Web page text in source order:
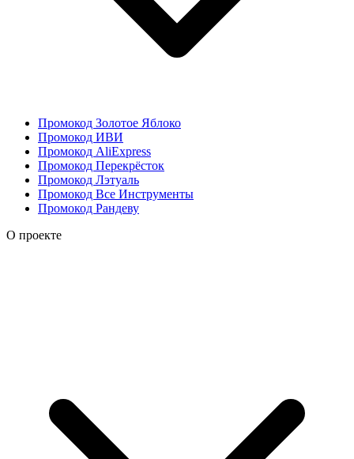
Промокод Золотое Яблоко
Промокод ИВИ
Промокод AliExpress
Промокод Перекрёсток
Промокод Лэтуаль
Промокод Все Инструменты
Промокод Рандеву
О проекте